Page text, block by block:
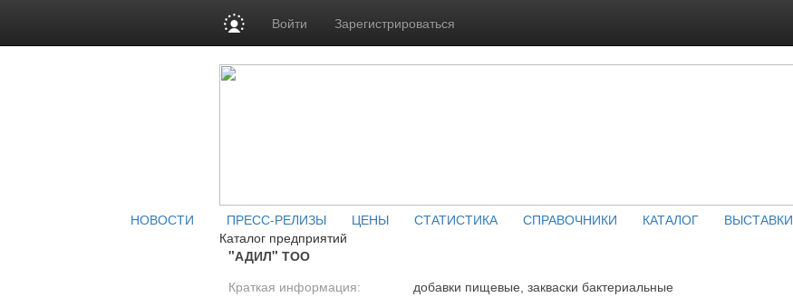
Войти Зарегистрироваться
НОВОСТИ ПРЕСС-РЕЛИЗЫ ЦЕНЫ СТАТИСТИКА СПРАВОЧНИКИ КАТАЛОГ ВЫСТАВКИ
Каталог предприятий
"АДИЛ" ТОО
Краткая информация: добавки пищевые, закваски бактериальные